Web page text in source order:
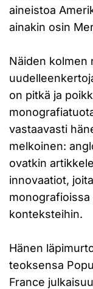
aineistoa
ainakin osin
Näiden kolmen
on pitkä ja
vastaavasti
melkoinen:
ovatkin
innovaatiot,
konteksteihin.
Hänen
teoksensa
France